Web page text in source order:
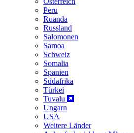
Peru
Ruanda
Russland
Salomonen
Samoa
Schweiz
Somalia
Spanien
Südafrika
Türkei
Tuvalu
Ungarn
USA
Weitere Länder